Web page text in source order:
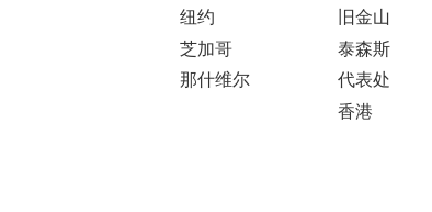
纽约
芝加哥
那什维尔
旧金山
泰森斯
代表处
香港